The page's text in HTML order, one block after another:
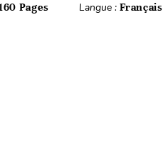
Pages Langue :Français